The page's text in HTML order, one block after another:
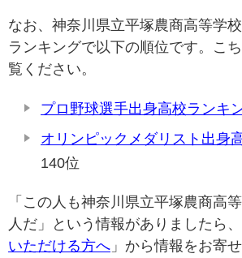
なお、神奈川県立平塚農商高等学
ランキングで以下の順位です。こ
覧ください。
プロ野球選手出身高校ランキ
オリンピックメダリスト出身
140位
「この人も神奈川県立平塚農商高
人だ」という情報がありましたら
いただける方へ 」から情報をお寄